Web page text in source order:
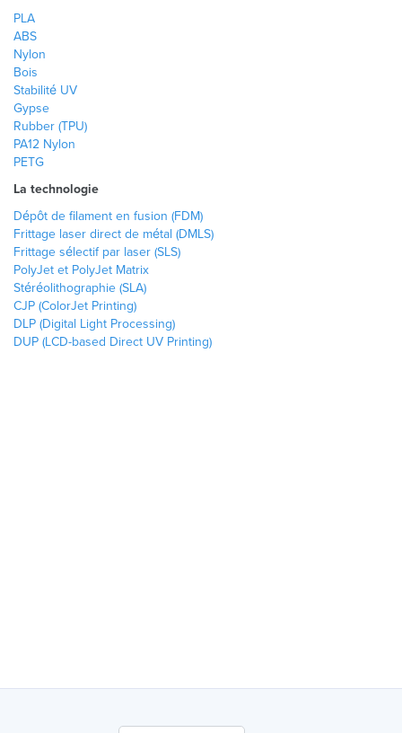
PLA
ABS
Nylon
Bois
Stabilité UV
Gypse
Rubber (TPU)
PA12 Nylon
PETG
La technologie
Dépôt de filament en fusion (FDM)
Frittage laser direct de métal (DMLS)
Frittage sélectif par laser (SLS)
PolyJet et PolyJet Matrix
Stéréolithographie (SLA)
CJP (ColorJet Printing)
DLP (Digital Light Processing)
DUP (LCD-based Direct UV Printing)